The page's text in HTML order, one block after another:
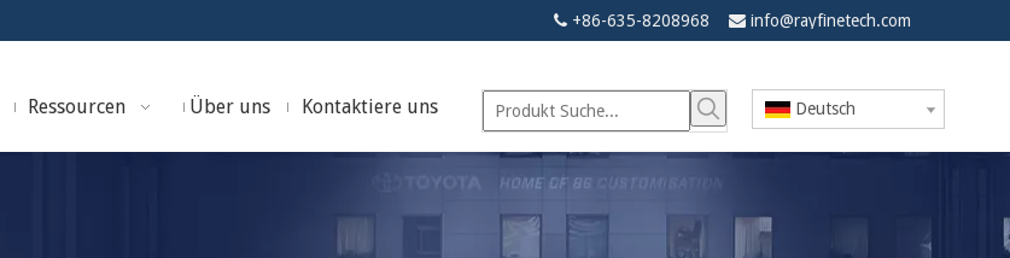
 +86-635-8208968  info@rayfinetech.com
Ressourcen Über uns Kontaktiere uns Deutsch